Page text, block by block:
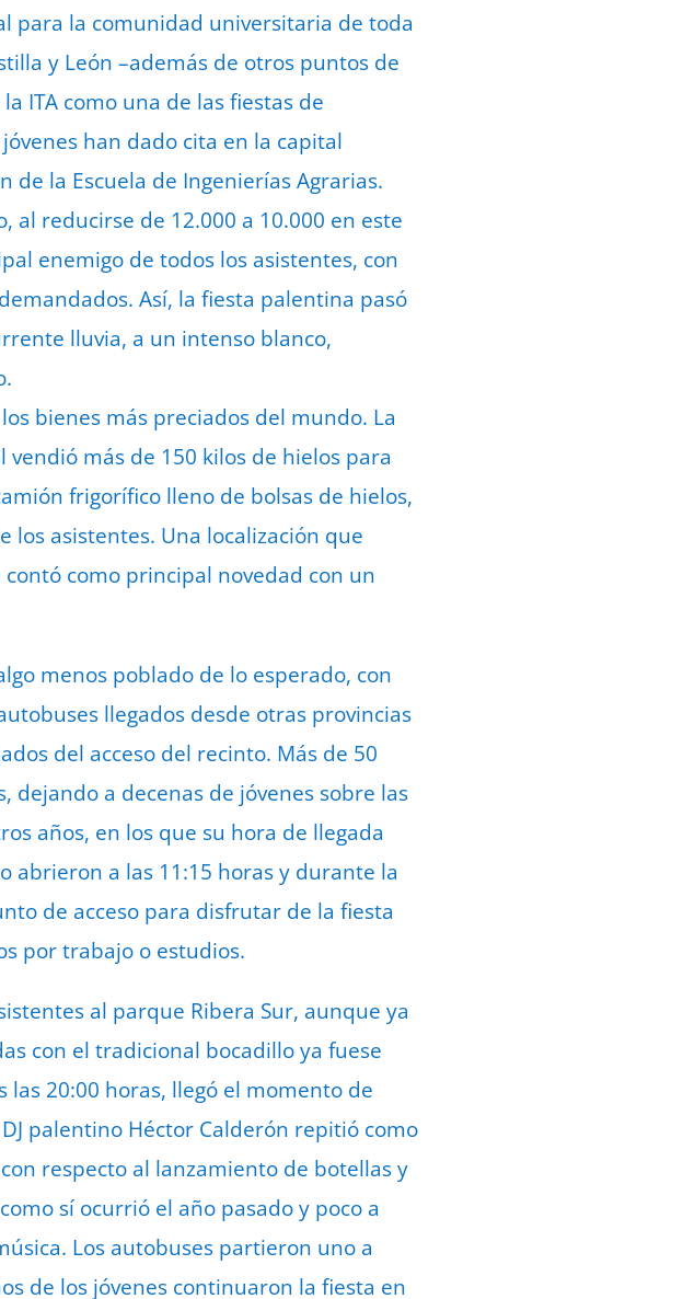
para la comunidad universitaria de toda
y León –además de otros puntos de
ITA como una de las fiestas de
han dado cita en la capital
la Escuela de Ingenierías Agrarias.
al reducirse de 12.000 a 10.000 en este
enemigo de todos los asistentes, con
Así, la fiesta palentina pasó
lluvia, a un intenso blanco,
bienes más preciados del mundo. La
más de 150 kilos de hielos para
frigorífico lleno de bolsas de hielos,
los asistentes. Una localización que
como principal novedad con un
menos poblado de lo esperado, con
llegados desde otras provincias
del acceso del recinto. Más de 50
dejando a decenas de jóvenes sobre las
años, en los que su hora de llegada
abrieron a las 11:15 horas y durante la
de acceso para disfrutar de la fiesta
por trabajo o estudios.
al parque Ribera Sur, aunque ya
con el tradicional bocadillo ya fuese
20:00 horas, llegó el momento de
palentino Héctor Calderón repitió como
respecto al lanzamiento de botellas y
sí ocurrió el año pasado y poco a
Los autobuses partieron uno a
de los jóvenes continuaron la fiesta en